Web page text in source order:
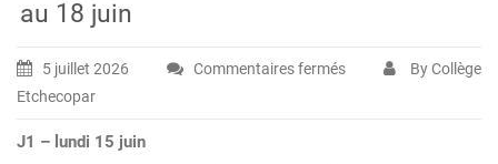
au 18 juin
5 juillet 2026 Commentaires ferméssur
By Collège
Etchecopar
J1 – lundi 15 juin